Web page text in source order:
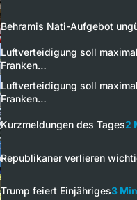
Behramis Nati-Aufgebot
Luftverteidigung soll
Franken…
Luftverteidigung soll
Franken…
Kurzmeldungen des Tages2
Republikaner verlieren
Trump feiert Einjähriges3 Min